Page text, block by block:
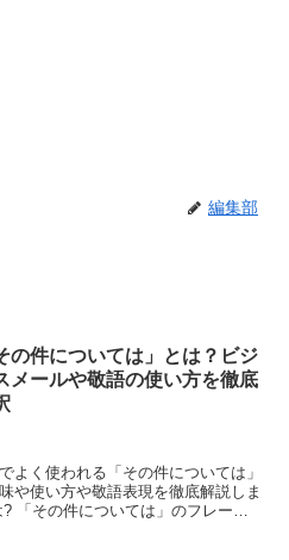
編集部
の件については」とは？ビジ
メールや敬語の使い方を徹底
よく使われる「その件については」
や使い方や敬語表現を徹底解説しま
「その件については」のフレーズ